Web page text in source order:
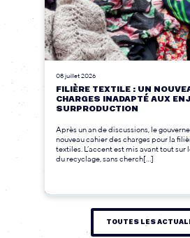
08 juillet 2026
FILIÈRE TEXTILE : UN
CHARGES INADAPTÉ AUX
SURPRODUCTION
Après un an de discussions, le
nouveau cahier des charges pour la
textiles. L’accent est mis avant tout
du recyclage, sans cherch[...]
TOUTES LES